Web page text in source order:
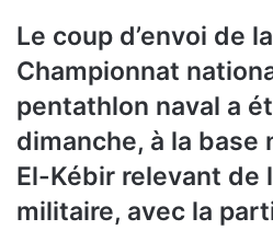
Le coup d’envoi de
Championnat
pentathlon naval a
dimanche, à la base
El-Kébir relevant de
militaire, avec la